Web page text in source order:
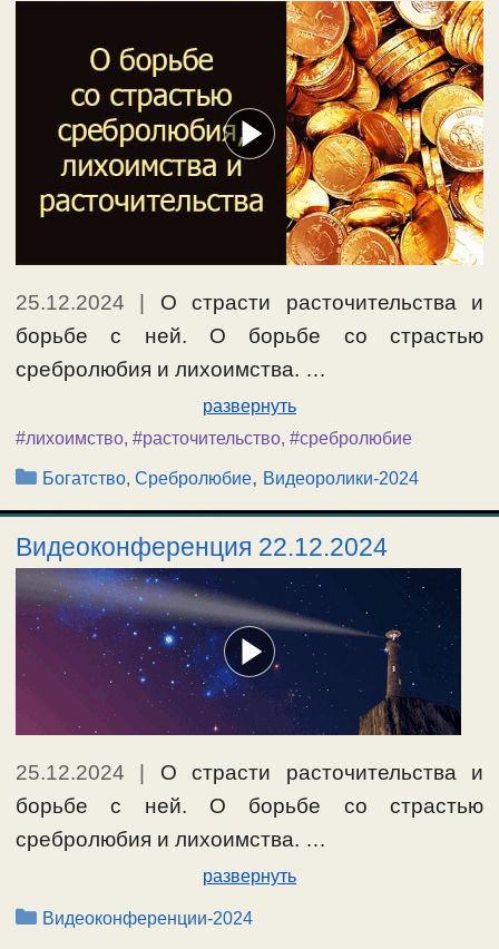
25.12.2024 | О страсти расточительства и
борьбе с ней. О борьбе со страстью
сребролюбия и лихоимства. …
развернуть
#лихоимство, #расточительство, #сребролюбие
Рубрики
Богатство, Сребролюбие, Видеоролики-2024
Видеоконференция 22.12.2024
25.12.2024 | О страсти расточительства и
борьбе с ней. О борьбе со страстью
сребролюбия и лихоимства. …
развернуть
Рубрики
Видеоконференции-2024